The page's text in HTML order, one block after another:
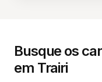
Busque os
em Trairi